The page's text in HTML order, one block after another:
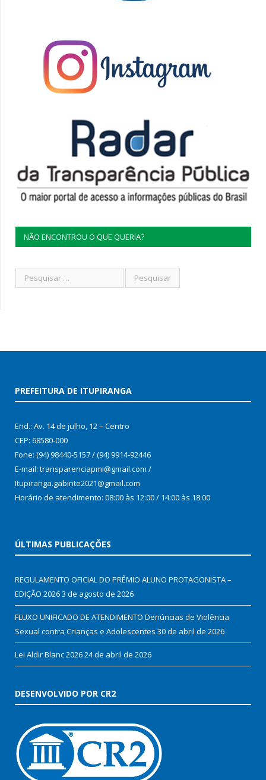
NÃO ENCONTROU O QUE QUERIA?
PREFEITURA DE ITUPIRANGA
End.: Av. 14 de julho, 12 – Centro
CEP: 68580-000
Fone: (94) 98440-5157 / (94) 9914-92446
E-mail: transparenciapmi@gmail.com /
Itupiranga.gabinte2021@gmail.com
Horário de atendimento: 08:00 às 12:00 / 14:00 às 18:00
ÚLTIMAS PUBLICAÇÕES
REGULAMENTO OFICIAL DO PRÊMIO ALUNO PROTAGONISTA –
EDIÇÃO 20263 de agosto de 2026
FLUXO UNIFICADO DE ATENDIMENTO Denúncias de Violência
Sexual contra Crianças e Adolescentes 30 de abril de 2026
Lei Aldir Blanc 202624 de abril de 2026
DESENVOLVIDO POR CR2